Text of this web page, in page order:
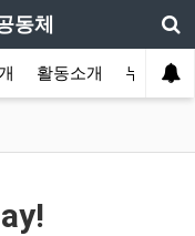
동체
활동소개 누구나